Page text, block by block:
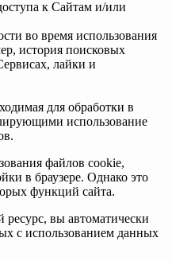
к Сайтам и/или
во время использования
история поисковых
лайки и
для обработки в
использование
файлов cookie,
в браузере. Однако это
функций сайта.
вы автоматически
с использованием данных